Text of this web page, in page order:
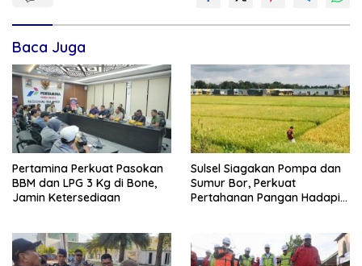
Baca Juga
Pertamina Perkuat Pasokan
BBM dan LPG 3 Kg di Bone,
Jamin Ketersediaan
Sulsel Siagakan Pompa dan
Sumur Bor, Perkuat
Pertahanan Pangan Hadapi